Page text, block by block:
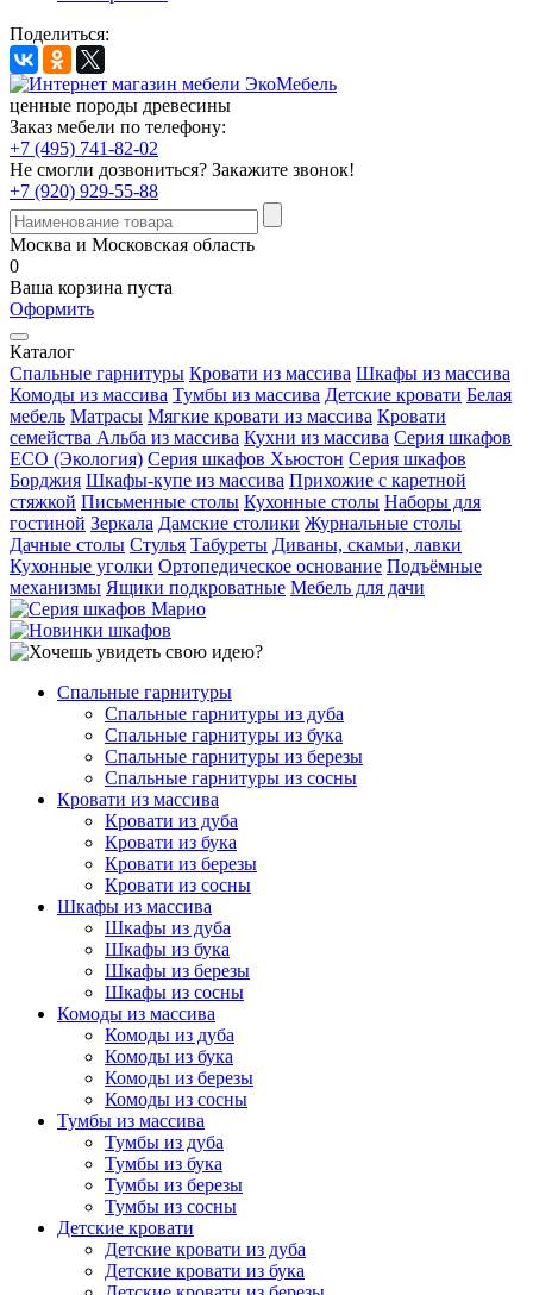
Поделиться:
ценные породы древесины
Заказ мебели по телефону:
+7 (495) 741-82-02
Не смогли дозвониться? Закажите звонок!
+7 (920) 929-55-88
Москва и Московская область
0
Ваша корзина пуста
Оформить
Каталог
Спальные гарнитуры Кровати из массива Шкафы из массива
Комоды из массива Тумбы из массива Детские кровати Белая
мебель Матрасы Мягкие кровати из массива Кровати
семейства Альба из массива Кухни из массива Серия шкафов
ECO (Экология) Серия шкафов Хьюстон Серия шкафов
Борджия Шкафы-купе из массива Прихожие с каретной
стяжкой Письменные столы Кухонные столы Наборы для
гостиной Зеркала Дамские столики Журнальные столы
Дачные столы Стулья Табуреты Диваны, скамьи, лавки
Кухонные уголки Ортопедическое основание Подъёмные
механизмы Ящики подкроватные Мебель для дачи
Спальные гарнитуры
Спальные гарнитуры из дуба
Спальные гарнитуры из бука
Спальные гарнитуры из березы
Спальные гарнитуры из сосны
Кровати из массива
Кровати из дуба
Кровати из бука
Кровати из березы
Кровати из сосны
Шкафы из массива
Шкафы из дуба
Шкафы из бука
Шкафы из березы
Шкафы из сосны
Комоды из массива
Комоды из дуба
Комоды из бука
Комоды из березы
Комоды из сосны
Тумбы из массива
Тумбы из дуба
Тумбы из бука
Тумбы из березы
Тумбы из сосны
Детские кровати
Детские кровати из дуба
Детские кровати из бука